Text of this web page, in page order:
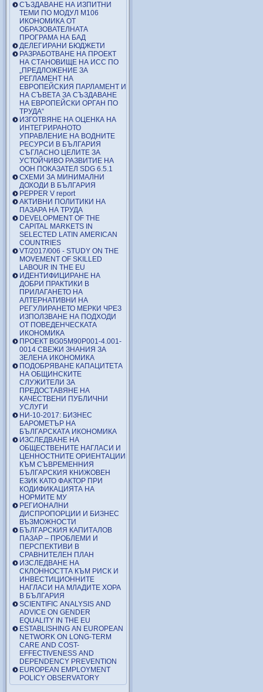
СЪЗДАВАНЕ НА ИЗПИТНИ
ТЕМИ ПО МОДУЛ М106
ИКОНОМИКА ОТ
ОБРАЗОВАТЕЛНАТА
ПРОГРАМА НА БАД
ДЕЛЕГИРАНИ БЮДЖЕТИ
РАЗРАБОТВАНЕ НА ПРОЕКТ
НА СТАНОВИЩЕ НА ИСС ПО
„ПРЕДЛОЖЕНИЕ ЗА
РЕГЛАМЕНТ НА
ЕВРОПЕЙСКИЯ ПАРЛАМЕНТ И
НА СЪВЕТА ЗА СЪЗДАВАНЕ
НА ЕВРОПЕЙСКИ ОРГАН ПО
ТРУДА“
ИЗГОТВЯНЕ НА ОЦЕНКА НА
ИНТЕГРИРАНОТО
УПРАВЛЕНИЕ НА ВОДНИТЕ
РЕСУРСИ В БЪЛГАРИЯ
СЪГЛАСНО ЦЕЛИТЕ ЗА
УСТОЙЧИВО РАЗВИТИЕ НА
ООН ПОКАЗАТЕЛ SDG 6.5.1
СХЕМИ ЗА МИНИМАЛНИ
ДОХОДИ В БЪЛГАРИЯ
PEPPER V report
АКТИВНИ ПОЛИТИКИ НА
ПАЗАРА НА ТРУДА
DEVELOPMENT OF THE
CAPITAL MARKETS IN
SELECTED LATIN AMERICAN
COUNTRIES
VT/2017/006 - STUDY ON THE
MOVEMENT OF SKILLED
LABOUR IN THE EU
ИДЕНТИФИЦИРАНЕ НА
ДОБРИ ПРАКТИКИ В
ПРИЛАГАНЕТО НА
АЛТЕРНАТИВНИ НА
РЕГУЛИРАНЕТО МЕРКИ ЧРЕЗ
ИЗПОЛЗВАНЕ НА ПОДХОДИ
ОТ ПОВЕДЕНЧЕСКАТА
ИКОНОМИКА
ПРОЕКТ BG05M90P001-4.001-
0014 СВЕЖИ ЗНАНИЯ ЗА
ЗЕЛЕНА ИКОНОМИКА
ПОДОБРЯВАНЕ КАПАЦИТЕТА
НА ОБЩИНСКИТЕ
СЛУЖИТЕЛИ ЗА
ПРЕДОСТАВЯНЕ НА
КАЧЕСТВЕНИ ПУБЛИЧНИ
УСЛУГИ
НИ-10-2017: БИЗНЕС
БАРОМЕТЪР НА
БЪЛГАРСКАТА ИКОНОМИКА
ИЗСЛЕДВАНЕ НА
ОБЩЕСТВЕНИТЕ НАГЛАСИ И
ЦЕННОСТНИТЕ ОРИЕНТАЦИИ
КЪМ СЪВРЕМЕННИЯ
БЪЛГАРСКИЯ КНИЖОВЕН
ЕЗИК КАТО ФАКТОР ПРИ
КОДИФИКАЦИЯТА НА
НОРМИТЕ МУ
РЕГИОНАЛНИ
ДИСПРОПОРЦИИ И БИЗНЕС
ВЪЗМОЖНОСТИ
БЪЛГАРСКИЯ КАПИТАЛОВ
ПАЗАР – ПРОБЛЕМИ И
ПЕРСПЕКТИВИ В
СРАВНИТЕЛЕН ПЛАН
ИЗСЛЕДВАНЕ НА
СКЛОННОСТТА КЪМ РИСК И
ИНВЕСТИЦИОННИТЕ
НАГЛАСИ НА МЛАДИТЕ ХОРА
В БЪЛГАРИЯ
SCIENTIFIC ANALYSIS AND
ADVICE ON GENDER
EQUALITY IN THE EU
ESTABLISHING AN EUROPEAN
NETWORK ON LONG-TERM
CARE AND COST-
EFFECTIVENESS AND
DEPENDENCY PREVENTION
EUROPEAN EMPLOYMENT
POLICY OBSERVATORY